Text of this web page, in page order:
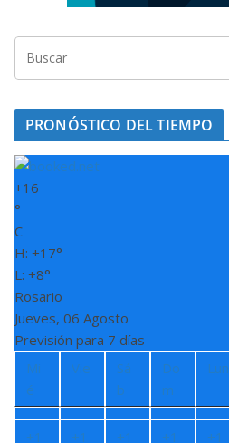
PRONÓSTICO DEL TIEMPO
+16
°
C
H: +17°
L: +8°
Rosario
Jueves, 06 Agosto
Previsión para 7 días
Mi
é
Vie
Sá
b
Do
m
Lun
+1 +1 +1 +1 +1